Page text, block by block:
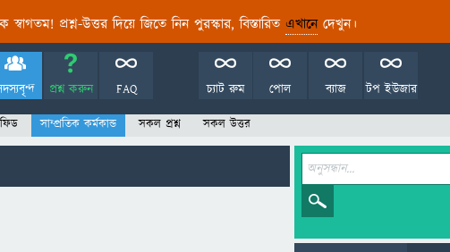
স্বাগতম! প্রশ্ন-উত্তর দিয়ে জিতে নিন পুরস্কার, বিস্তারিত এখানেদেখুন।
প্রশ্ন করুন FAQ টপ ইউজার
ব্যাজ
পোল
চ্যাট রুম
ফিড সাম্প্রতিক কর্মকান্ড সকল প্রশ্ন সকল উত্তর